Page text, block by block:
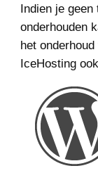
Indien je
onderhouden
het
IceHosting